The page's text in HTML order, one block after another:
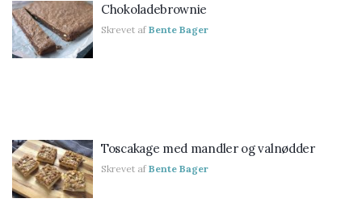
Chokoladebrownie
Skrevet af Bente Bager
Toscakage med mandler og valnødder
Skrevet af Bente Bager